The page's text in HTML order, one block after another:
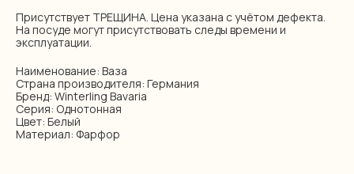
Присутствует ТРЕЩИНА. Цена указана с учётом дефекта.
На посуде могут присутствовать следы времени и
эксплуатации.
Наименование: Ваза
Страна производителя: Германия
Бренд: Winterling Bavaria
Серия: Однотонная
Цвет: Белый
Материал: Фарфор